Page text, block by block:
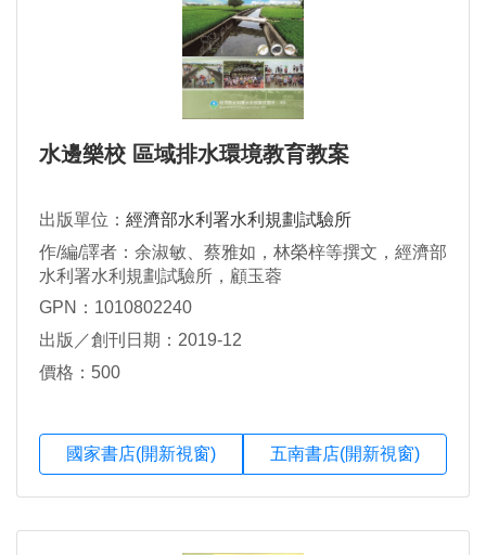
水邊樂校 區域排水環境教育教案
出版單位： 經濟部水利署水利規劃試驗所
作/編/譯者：余淑敏、蔡雅如，林榮梓等撰文，經濟部
水利署水利規劃試驗所，顧玉蓉
GPN：1010802240
出版／創刊日期：2019-12
價格：500
國家書店(開新視窗) 五南書店(開新視窗)